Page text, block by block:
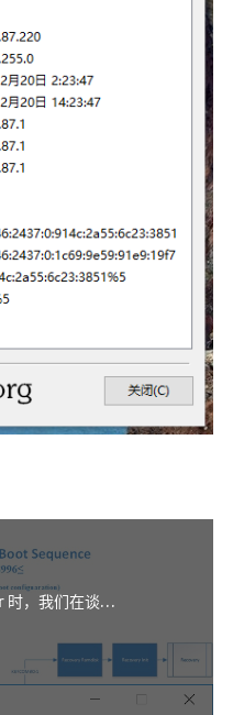
当我们谈论解锁 BootLoader 时，我们在谈论什么？